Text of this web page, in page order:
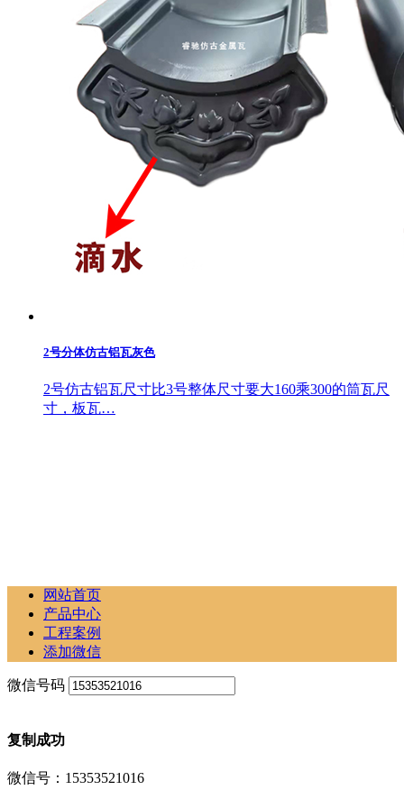
2号分体仿古铝瓦灰色
2号仿古铝瓦尺寸比3号整体尺寸要大160乘300的筒瓦尺
寸，板瓦…
网站首页
产品中心
工程案例
添加微信
微信号码
复制成功
微信号：15353521016